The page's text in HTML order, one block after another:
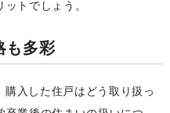
トでしょう。
も多彩
入した住戸はどう取り扱っ